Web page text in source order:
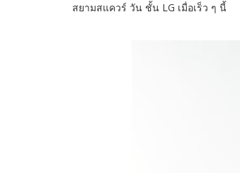
สยามสแควร์ วัน ชั้น LG เมื่อเร็ว ๆ นี้